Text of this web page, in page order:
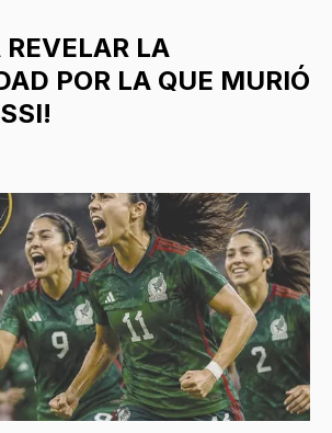
REVELAR LA
POR LA QUE MURIÓ